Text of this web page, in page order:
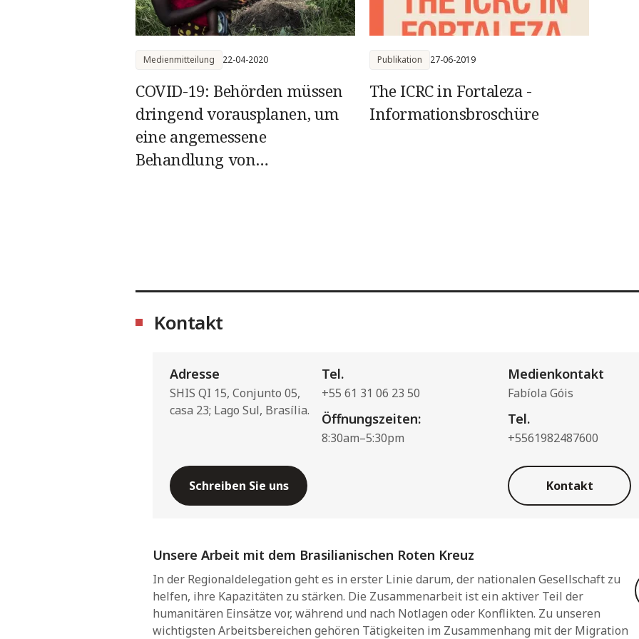
COVID-19: Behörden müssen
dringend vorausplanen, um
eine angemessene
Behandlung von
Medienmitteilung 22-04-2020
The ICRC in Fortaleza -
Informationsbroschüre
Publikation 27-06-2019
Kontakt
Adresse
SHIS QI 15, Conjunto 05,
casa 23; Lago Sul, Brasília.
Tel.
+55 61 31 06 23 50
Öffnungszeiten:
8:30am–5:30pm
Schreiben Sie uns
Medienkontakt
Fabíola Góis
Tel.
+5561982487600
Kontakt
Unsere Arbeit mit dem Brasilianischen Roten Kreuz
In der Regionaldelegation geht es in erster Linie darum, der nationalen Gesellschaft zu
helfen, ihre Kapazitäten zu stärken. Die Zusammenarbeit ist ein aktiver Teil der
humanitären Einsätze vor, während und nach Notlagen oder Konflikten. Zu unseren
wichtigsten Arbeitsbereichen gehören Tätigkeiten im Zusammenhang mit der Migration